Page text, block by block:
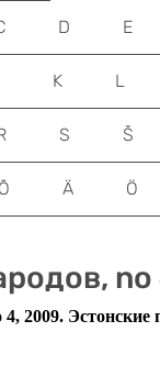
no
2009. Эстонские
D E
K L
S Š
Õ Ä Ö